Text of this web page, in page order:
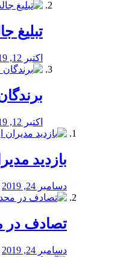
تبلیغ
اکتبر 12, 2019
اکتبر 12, 2019
بازدید
دسامبر 24, 2019
تصادف در
دسامبر 24, 2019